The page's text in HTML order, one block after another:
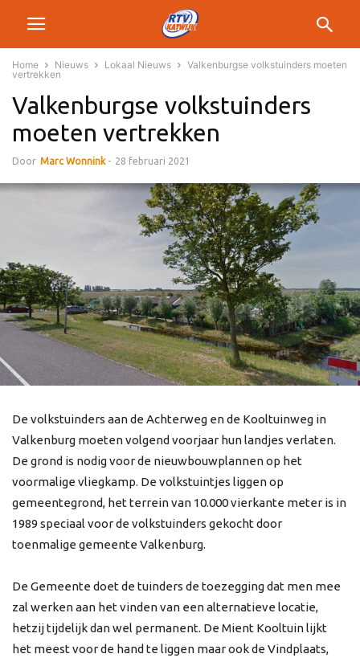
Home Nieuws Lokaal Nieuws
Valkenburgse volkstuinders moeten
vertrekken
Valkenburgse volkstuinders
moeten vertrekken
Door Marc Wonnink - 28 februari 2021
De volkstuinders aan de Achterweg en de Kooltuinweg in
Valkenburg moeten volgend voorjaar hun landjes verlaten.
De grond is nodig voor de nieuwbouwplannen op het
voormalige vliegkamp. De volkstuintjes liggen op
gemeentegrond, het terrein van 10.000 vierkante meter is in
1989 speciaal voor de volkstuinders gekocht door
toenmalige gemeente Valkenburg.
De Gemeente doet de tuinders de toezegging dat men mee
zal werken aan het vinden van een alternatieve locatie,
hetzij tijdelijk dan wel permanent. De Mient Kooltuin lijkt
het meest voor de hand te liggen maar ook de Vindplaats,